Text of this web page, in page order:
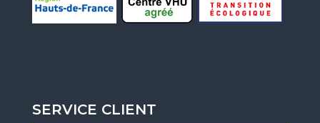
SERVICE CLIENT